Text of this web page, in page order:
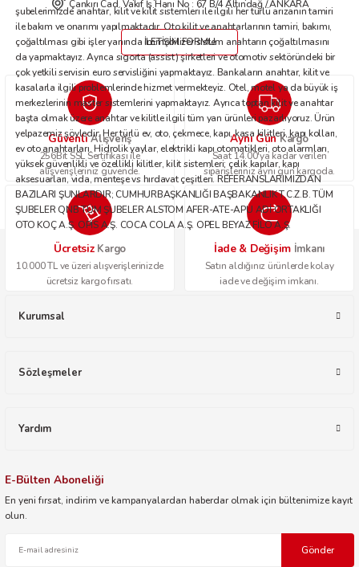
şubelerimizde anahtar, kilit ve kilit sistemleri ile ilgili her türlü arızanın tamiri
ile bakım ve onarımı yapılmaktadır. Oto kilit ve anahtarlarının tamiri, bakımı,
çoğaltılması gibi işler yanında immobilizer sistem anahtarın çoğaltılmasını
da yapmaktayız. Ayrıca sigorta (assist) şirketleri ve otomotiv sektöründeki bir
çok yetkili servisin euro servisliğini yapmaktayız. Bankaların anahtar, kilit ve
kasalarla ilgili problemlerinde hizmet vermekteyiz. Otel, motel ya da büyük iş
merkezlerinin master sistemlerini yapmaktayız. Ayrıca toptan kilit ve anahtar
başta olmak üzere anahtar ve kilitle ilgili tüm yan ürünleri pazarlıyoruz. Ürün
yelpazemiz şöyledir: Her türlü ev, oto, çekmece, kapı, kasa kilitleri, kapı kolları,
ev oto anahtarları. Hidrolik yaylar, elektrikli kapı otomatikleri, oto alarmları,
yüksek güvenlikli ve özellikli kilitler, kilit sistemleri; çelik kapılar, kapı
aksesuarları, vida, menteşe vs hırdavat çeşitleri. REFERANSLARIMIZDAN
BAZILARI ŞUNLARDIR; CUMHURBAŞKANLIĞI BAŞBAKANLIK T.C.Z.B. TÜM
ŞUBELER QNB TÜM ŞUBELER ALSTOM AFER-ATE-APU ADİ ORTAKLIĞI
OTO KOÇ A.Ş. OPİS A.Ş. COCA COLA A.Ş. OPEL BEYAZ FİLO A.Ş.
Çankırı Cad. Vakıf İş Hanı No : 67 B/4 Altındağ / ANKARA
İLETİŞİM FORMU
GüvenliAlışveriş
256Bit SSL Sertifikası ile
alışverişleriniz güvende.
Aynı GünKargo
Saat 14.00'ya kadar verilen
siparişleriniz aynı gün kargoda.
Ücretsiz Kargo
10.000 TL ve üzeri alışverişlerinizde
ücretsiz kargo fırsatı.
İade & Değişim İmkanı
Satın aldığınız ürünlerde kolay
iade ve değişim imkanı.
Kurumsal
Sözleşmeler
Yardım
E-Bülten Aboneliği
En yeni fırsat, indirim ve kampanyalardan haberdar olmak için bültenimize kayıt
olun.
Gönder